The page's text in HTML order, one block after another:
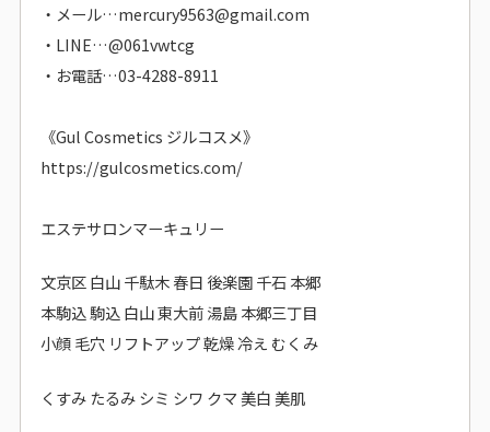
・メール…mercury9563@gmail.com
・LINE…@061vwtcg
・お電話…03-4288-8911
《Gul Cosmetics ジルコスメ》
https://gulcosmetics.com/
エステサロンマーキュリー
文京区 白山 千駄木 春日 後楽園 千石 本郷
本駒込 駒込 白山 東大前 湯島 本郷三丁目
小顔 毛穴 リフトアップ 乾燥 冷え むくみ
くすみ たるみ シミ シワ クマ 美白 美肌